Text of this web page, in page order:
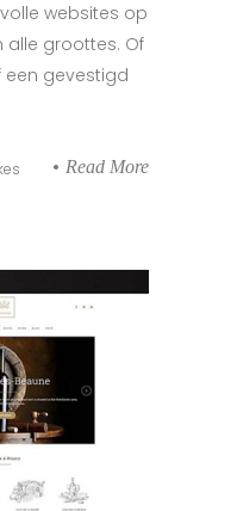
websites op
groottes. Of
een gevestigd
Read More